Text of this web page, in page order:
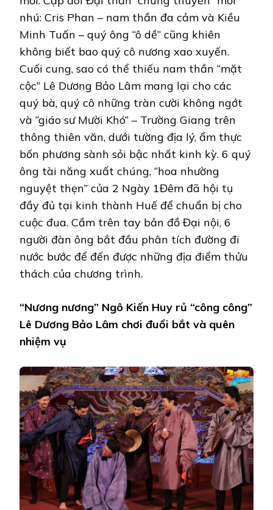
nhú: Cris Phan – nam thần đa cảm và Kiều
Minh Tuấn – quý ông “ô dề” cũng khiên
không biết bao quý cô nương xao xuyến.
Cuối cung, sao có thể thiếu nam thần “mặt
cộc” Lê Dương Bảo Lâm mang lại cho các
quý bà, quý cô những tràn cười không ngớt
và “giáo sư Mười Khó” – Trường Giang trên
thông thiên văn, dưới tường địa lý, ẩm thực
bốn phương sành sỏi bậc nhất kinh kỳ. 6 quý
ông tài năng xuất chúng, “hoa nhường
nguyệt thẹn” của 2 Ngày 1Đêm đã hội tụ
đầy đủ tại kinh thành Huế để chuẩn bị cho
cuộc đua. Cầm trên tay bản đồ Đại nội, 6
người đàn ông bắt đầu phân tích đường đi
nước bước để đến được những địa điểm thửu
thách của chương trình.
“Nương nương” Ngô Kiến Huy rủ “công công”
Lê Dương Bảo Lâm chơi đuổi bắt và quên
nhiệm vụ